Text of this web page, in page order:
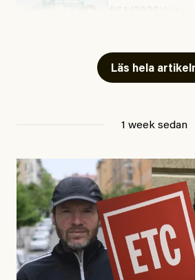
Läs hela
1 week sedan